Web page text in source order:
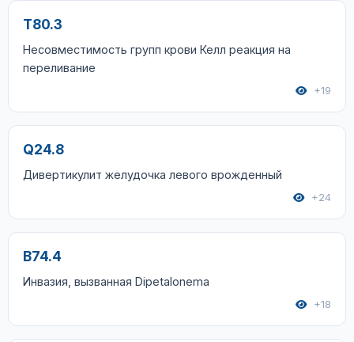
T80.3
Несовместимость групп крови Келл реакция на
переливание
+19
Q24.8
Дивертикулит желудочка левого врожденный
+24
B74.4
Инвазия, вызванная Dipetalonema
+18